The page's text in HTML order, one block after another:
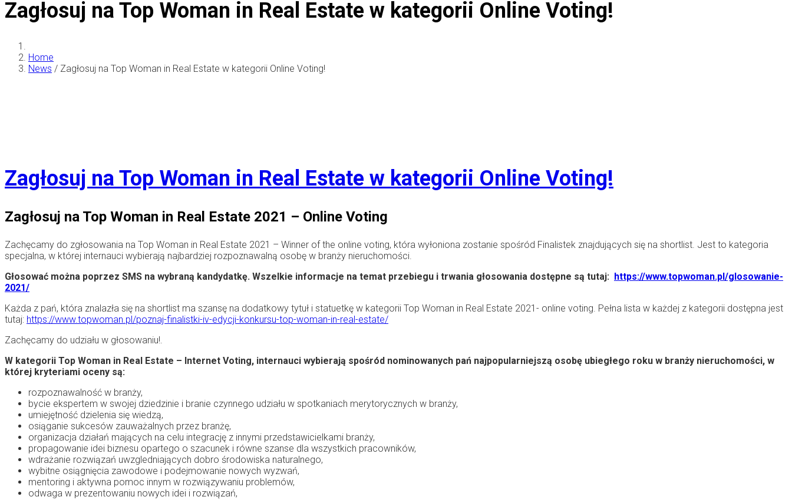
Zagłosuj na Top Woman in Real Estate w kategorii Online Voting!
Home
News / Zagłosuj na Top Woman in Real Estate w kategorii Online Voting!
Zagłosuj na Top Woman in Real Estate w kategorii Online Voting!
Zagłosuj na Top Woman in Real Estate 2021 – Online Voting
Zachęcamy do zgłosowania na Top Woman in Real Estate 2021 – Winner of the online voting, która wyłoniona zostanie spośród Finalistek znajdujących się na shortlist. Jest to kategoria
specjalna, w której internauci wybierają najbardziej rozpoznawalną osobę w branży nieruchomości.
Głosować można poprzez SMS na wybraną kandydatkę. Wszelkie informacje na temat przebiegu i trwania głosowania dostępne są tutaj: https://www.topwoman.pl/glosowanie-
2021/
Każda z pań, która znalazła się na shortlist ma szansę na dodatkowy tytuł i statuetkę w kategorii Top Woman in Real Estate 2021- online voting. Pełna lista w każdej z kategorii dostępna jest
tutaj: https://www.topwoman.pl/poznaj-finalistki-iv-edycji-konkursu-top-woman-in-real-estate/
Zachęcamy do udziału w głosowaniu!.
W kategorii Top Woman in Real Estate – Internet Voting, internauci wybierają spośród nominowanych pań najpopularniejszą osobę ubiegłego roku w branży nieruchomości, w
której kryteriami oceny są:
rozpoznawalność w branży,
bycie ekspertem w swojej dziedzinie i branie czynnego udziału w spotkaniach merytorycznych w branży,
umiejętność dzielenia się wiedzą,
osiąganie sukcesów zauważalnych przez branżę,
organizacja działań mających na celu integrację z innymi przedstawicielkami branży,
propagowanie idei biznesu opartego o szacunek i równe szanse dla wszystkich pracowników,
wdrażanie rozwiązań uwzgledniających dobro środowiska naturalnego,
wybitne osiągnięcia zawodowe i podejmowanie nowych wyzwań,
mentoring i aktywna pomoc innym w rozwiązywaniu problemów,
odwaga w prezentowaniu nowych idei i rozwiązań,